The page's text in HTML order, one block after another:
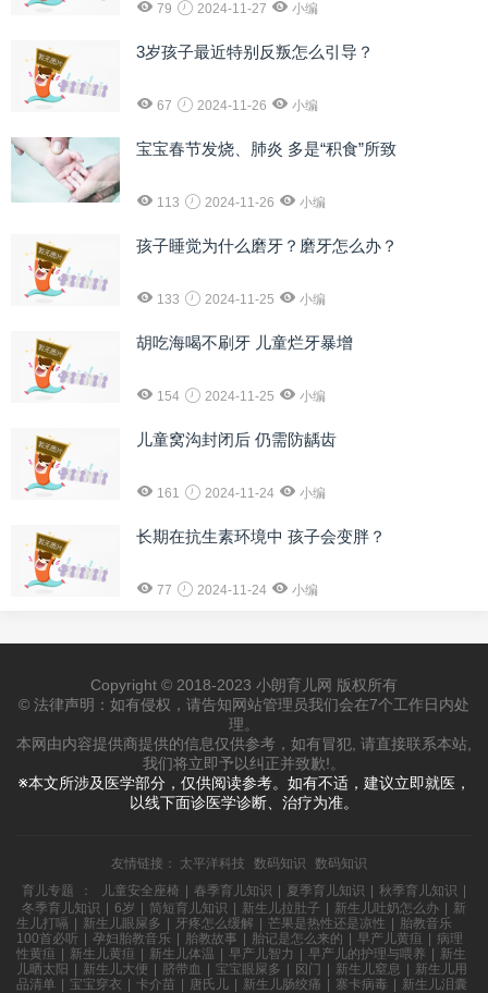
79 2024-11-27 小编
3岁孩子最近特别反叛怎么引导？
67 2024-11-26 小编
宝宝春节发烧、肺炎 多是“积食”所致
113 2024-11-26 小编
孩子睡觉为什么磨牙？磨牙怎么办？
133 2024-11-25 小编
胡吃海喝不刷牙 儿童烂牙暴增
154 2024-11-25 小编
儿童窝沟封闭后 仍需防龋齿
161 2024-11-24 小编
长期在抗生素环境中 孩子会变胖？
77 2024-11-24 小编
Copyright © 2018-2023 小朗育儿网 版权所有
© 法律声明：如有侵权，请告知网站管理员我们会在7个工作日内处
理。
本网由内容提供商提供的信息仅供参考，如有冒犯, 请直接联系本站,
我们将立即予以纠正并致歉!。
※本文所涉及医学部分，仅供阅读参考。如有不适，建议立即就医，
以线下面诊医学诊断、治疗为准。
友情链接： 太平洋科技 数码知识
数码知识
育儿专题
： 儿童安全座椅 春季育儿知识 夏季育儿知识 秋季育儿知识
冬季育儿知识
6岁 简短育儿知识 新生儿拉肚子 新生儿吐奶怎么办
新
生儿打嗝
新生儿眼屎多 牙疼怎么缓解 芒果是热性还是凉性
胎教音乐
100首必听
孕妇胎教音乐 胎教故事 胎记是怎么来的 早产儿黄疸
病理
性黄疸
新生儿黄疸 新生儿体温 早产儿智力 早产儿的护理与喂养
新生
儿晒太阳
新生儿大便 脐带血 宝宝眼屎多 囟门 新生儿窒息
新生儿用
品清单
宝宝穿衣 卡介苗 唐氏儿 新生儿肠绞痛 寨卡病毒
新生儿泪囊